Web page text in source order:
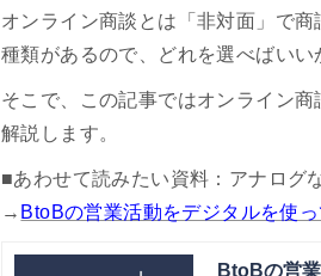
オンライン商談とは「非対面」で
種類があるので、どれを選べばいい
そこで、この記事ではオンライン
解説します。
■あわせて読みたい資料：アナログ
→ BtoBの営業活動をデジタルを使
BtoBの営